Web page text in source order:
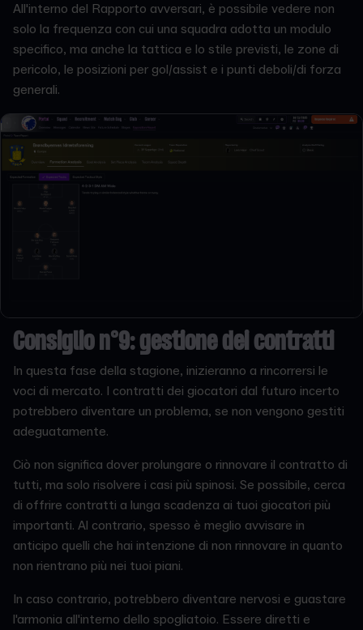
All'interno del Rapporto avversari, è possibile vedere non
solo la frequenza con cui una squadra adotta un modulo
specifico, ma anche la tattica e lo stile previsti, le zone di
pericolo, le posizioni per gol/assist e i punti deboli/di forza
generali.
Consiglio n°9: gestione dei contratti
In questa fase della stagione, inizieranno a rincorrersi le
voci di mercato. I contratti dei giocatori dal futuro incerto
potrebbero diventare un problema, se non vengono gestiti
adeguatamente.
Ciò non significa dover prolungare o rinnovare il contratto di
tutti, ma solo risolvere i casi più spinosi. Se possibile, cerca
di offrire contratti a lunga scadenza ai tuoi giocatori più
importanti. Al contrario, spesso è meglio avvisare in
anticipo quelli che hai intenzione di non rinnovare in quanto
non rientrano più nei tuoi piani.
In caso contrario, potrebbero diventare nervosi e guastare
l'armonia all'interno dello spogliatoio. Essere diretti e